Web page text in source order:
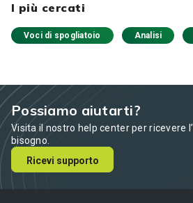
I più cercati
Voci di spogliatoio Analisi
Possiamo aiutarti?
Visita il nostro help center per ricevere
bisogno.
Ricevi supporto